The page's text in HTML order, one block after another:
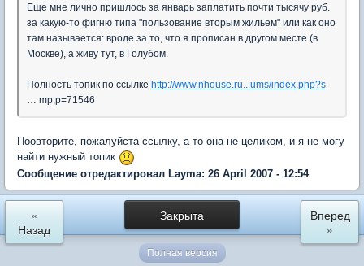
Еще мне лично пришлось за январь заплатить почти тысячу руб.
за какую-то фигню типа "пользование вторым жильем" или как оно
там называется: вроде за то, что я прописан в другом месте (в
Москве), а живу тут, в Голубом.
Полность топик по ссылке http://www.nhouse.ru...ums/index.php?s
… mp;p=71546
Поовторите, пожалуйста ссылку, а то она не целиком, и я не могу
найти нужный топик
Сообщение отредактировал Layma: 26 April 2007 - 12:54
Закрыта
«
Назад
Вперед
»
Полная версия